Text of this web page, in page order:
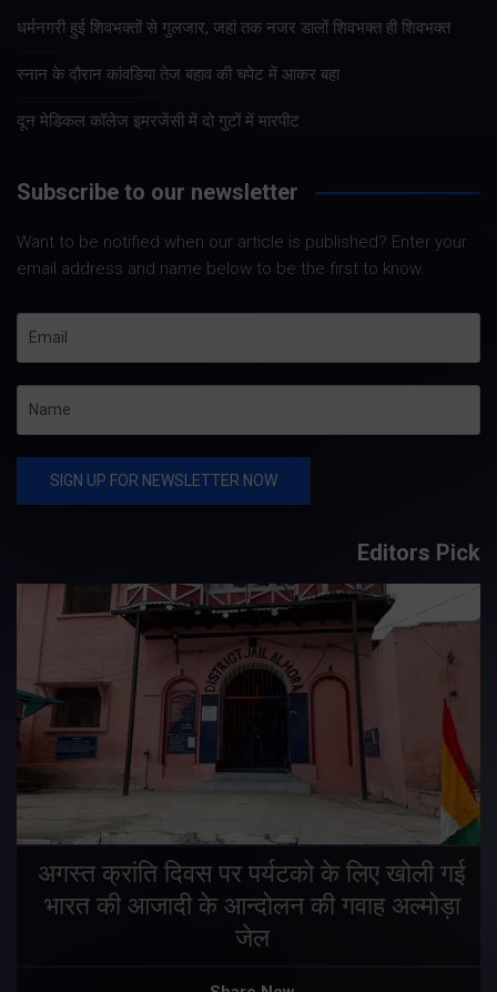
धर्मनगरी हुई शिवभक्तों से गुलजार, जहां तक नजर डालों शिवभक्त ही शिवभक्त
स्नान के दौरान कांवडिया तेज बहाव की चपेट में आकर बहा
दून मेडिकल कॉलेज इमरजेंसी में दो गुटों में मारपीट
Subscribe to our newsletter
Want to be notified when our article is published? Enter your
email address and name below to be the first to know.
Editors Pick
अगस्त क्रांति दिवस पर पर्यटको के लिए खोली गई
भारत की आजादी के आन्दोलन की गवाह अल्मोड़ा
जेल